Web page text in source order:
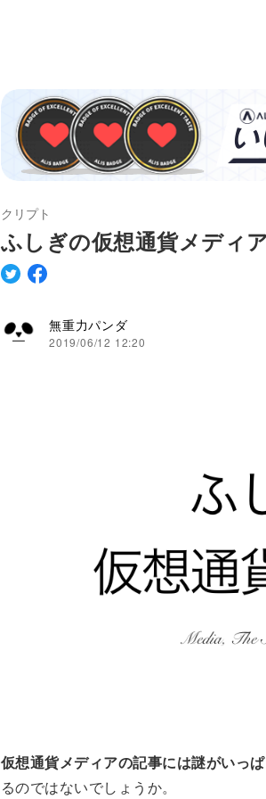
クリプト
ふしぎの仮想通貨メディ
無重力パンダ
2019/06/12 12:20
仮想通貨メディアの記事には謎がいっ
るのではないでしょうか。